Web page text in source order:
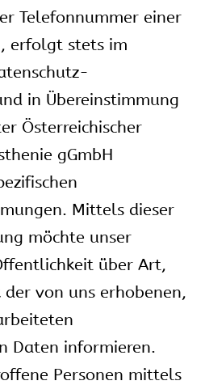
Telefonnummer einer
erfolgt stets im
in Übereinstimmung
Österreichischer
gGmbH
Mittels dieser
möchte unser
über Art,
der von uns erhobenen,
Daten informieren.
Personen mittels